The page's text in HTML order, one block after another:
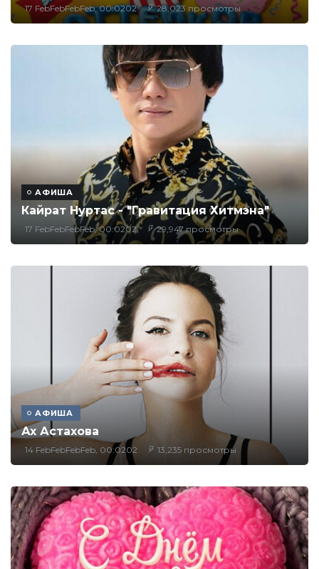
17 FebFebFebFeb, 00:0202 28,023 просмотры
АФИША
Кайрат Нуртас - "Гравитация Хитмэна"
17 FebFebFebFeb, 00:0202 29,947 просмотры
АФИША
Ах Астахова
14 FebFebFebFeb, 00:0202 13,235 просмотры